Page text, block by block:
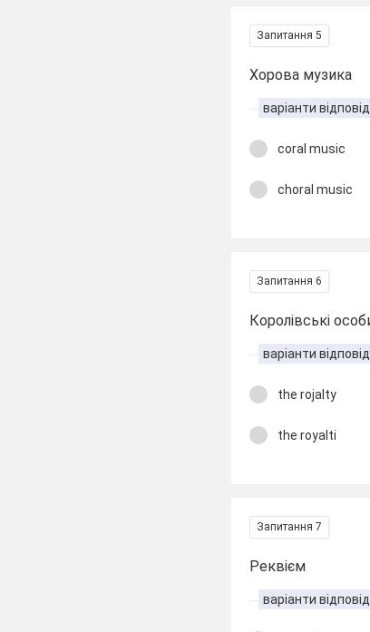
Запитання 5
Хорова музика
варіанти
coral music
choral music
Запитання 6
Королівські
варіанти
the rojalty
the royalti
Запитання 7
Реквієм
варіанти